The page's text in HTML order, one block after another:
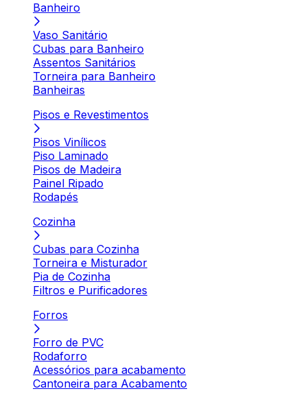
Banheiro
Vaso Sanitário
Cubas para Banheiro
Assentos Sanitários
Torneira para Banheiro
Banheiras
Pisos e Revestimentos
Pisos Vinílicos
Piso Laminado
Pisos de Madeira
Painel Ripado
Rodapés
Cozinha
Cubas para Cozinha
Torneira e Misturador
Pia de Cozinha
Filtros e Purificadores
Forros
Forro de PVC
Rodaforro
Acessórios para acabamento
Cantoneira para Acabamento